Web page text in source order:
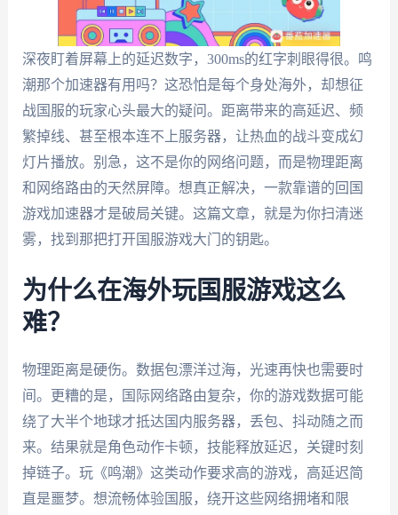
深夜盯着屏幕上的延迟数字，300ms的红字刺眼得很。鸣
潮那个加速器有用吗？这恐怕是每个身处海外，却想征
战国服的玩家心头最大的疑问。距离带来的高延迟、频
繁掉线、甚至根本连不上服务器，让热血的战斗变成幻
灯片播放。别急，这不是你的网络问题，而是物理距离
和网络路由的天然屏障。想真正解决，一款靠谱的回国
游戏加速器才是破局关键。这篇文章，就是为你扫清迷
雾，找到那把打开国服游戏大门的钥匙。
为什么在海外玩国服游戏这么
难？
物理距离是硬伤。数据包漂洋过海，光速再快也需要时
间。更糟的是，国际网络路由复杂，你的游戏数据可能
绕了大半个地球才抵达国内服务器，丢包、抖动随之而
来。结果就是角色动作卡顿，技能释放延迟，关键时刻
掉链子。玩《鸣潮》这类动作要求高的游戏，高延迟简
直是噩梦。想流畅体验国服，绕开这些网络拥堵和限